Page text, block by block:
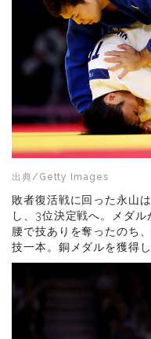
出典/Getty Images
敗者復活戦に回った永山
し、3位決定戦へ。メダ
腰で技ありを奪ったのち
技一本。銅メダルを獲得し